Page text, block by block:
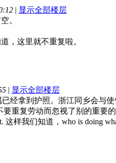
| 显示全部楼层
。
，这里就不重复啦。
| 显示全部楼层
经拿到护照。浙江同乡会与
要重复劳动而忽视了别的重要
这样我们知道，who is doing